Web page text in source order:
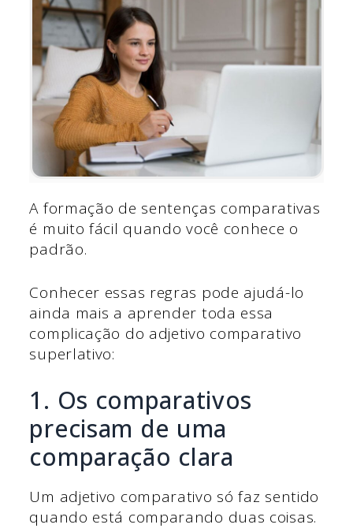
A formação de sentenças comparativas
é muito fácil quando você conhece o
padrão.
Conhecer essas regras pode ajudá-lo
ainda mais a aprender toda essa
complicação do adjetivo comparativo
superlativo:
1. Os comparativos
precisam de uma
comparação clara
Um adjetivo comparativo só faz sentido
quando está comparando duas coisas.